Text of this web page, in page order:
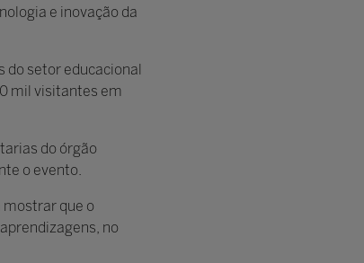
e inovação da
do setor educacional
mil visitantes em
do órgão
o evento.
que o
no